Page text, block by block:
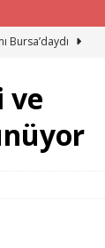
Bursa’daydı
vefa
çağrı var
ve